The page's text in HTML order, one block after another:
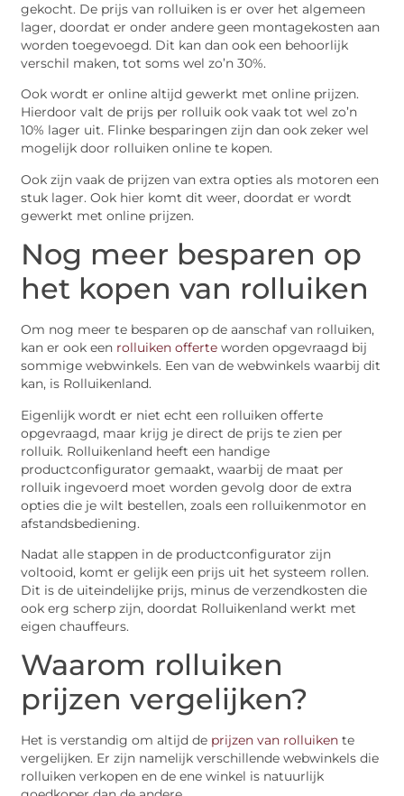
gekocht. De prijs van rolluiken is er over het algemeen
lager, doordat er onder andere geen montagekosten aan
worden toegevoegd. Dit kan dan ook een behoorlijk
verschil maken, tot soms wel zo’n 30%.
Ook wordt er online altijd gewerkt met online prijzen.
Hierdoor valt de prijs per rolluik ook vaak tot wel zo’n
10% lager uit. Flinke besparingen zijn dan ook zeker wel
mogelijk door rolluiken online te kopen.
Ook zijn vaak de prijzen van extra opties als motoren een
stuk lager. Ook hier komt dit weer, doordat er wordt
gewerkt met online prijzen.
Nog meer besparen op
het kopen van rolluiken
Om nog meer te besparen op de aanschaf van rolluiken,
kan er ook een rolluiken offerte worden opgevraagd bij
sommige webwinkels. Een van de webwinkels waarbij dit
kan, is Rolluikenland.
Eigenlijk wordt er niet echt een rolluiken offerte
opgevraagd, maar krijg je direct de prijs te zien per
rolluik. Rolluikenland heeft een handige
productconfigurator gemaakt, waarbij de maat per
rolluik ingevoerd moet worden gevolg door de extra
opties die je wilt bestellen, zoals een rolluikenmotor en
afstandsbediening.
Nadat alle stappen in de productconfigurator zijn
voltooid, komt er gelijk een prijs uit het systeem rollen.
Dit is de uiteindelijke prijs, minus de verzendkosten die
ook erg scherp zijn, doordat Rolluikenland werkt met
eigen chauffeurs.
Waarom rolluiken
prijzen vergelijken?
Het is verstandig om altijd de prijzen van rolluiken te
vergelijken. Er zijn namelijk verschillende webwinkels die
rolluiken verkopen en de ene winkel is natuurlijk